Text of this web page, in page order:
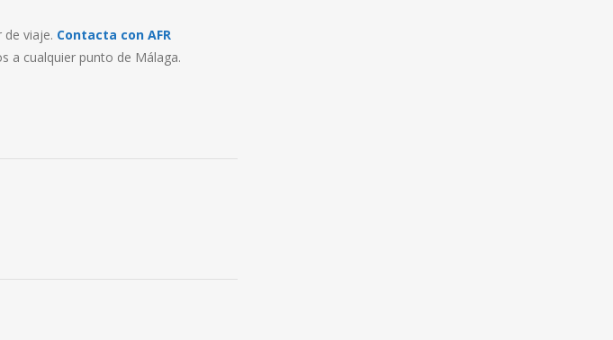
de viaje. Contacta con AFR
a cualquier punto de Málaga.